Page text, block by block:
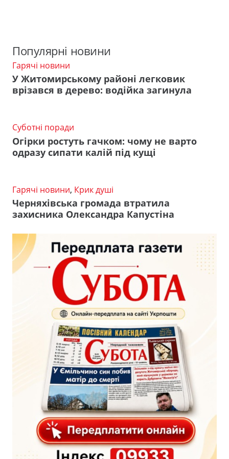
Популярні новини
Гарячі новини
У Житомирському районі легковик
врізався в дерево: водійка загинула
Суботні поради
Огірки ростуть гачком: чому не варто
одразу сипати калій під кущі
Гарячі новини, Крик душі
Черняхівська громада втратила
захисника Олександра Капустіна